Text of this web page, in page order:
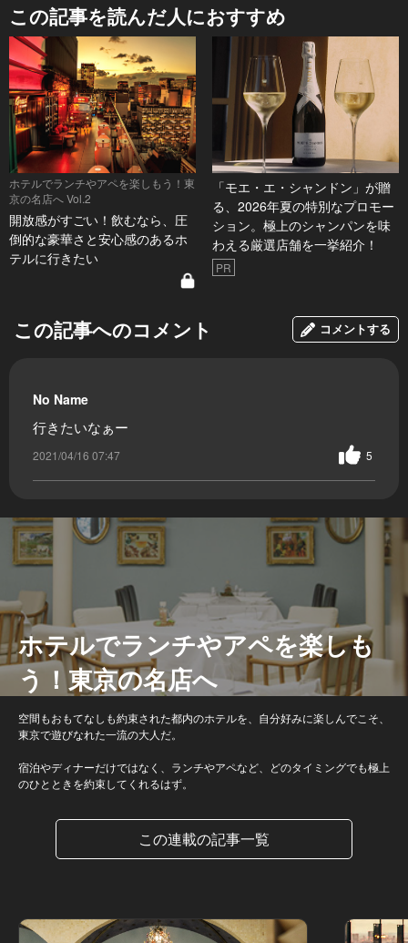
この記事を読んだ人におすすめ
ホテルでランチやアペを楽しもう！東
京の名店へ Vol.2
開放感がすごい！飲むなら、圧
倒的な豪華さと安心感のあるホ
テルに行きたい
「モエ・エ・シャンドン」が贈
る、2026年夏の特別なプロモー
ション。極上のシャンパンを味
わえる厳選店舗を一挙紹介！
PR
この記事へのコメント コメントする
No Name
行きたいなぁー
2021/04/16 07:47 5
ホテルでランチやアペを楽しも
う！東京の名店へ
空間もおもてなしも約束された都内のホテルを、自分好みに楽しんでこそ、
東京で遊びなれた一流の大人だ。
宿泊やディナーだけではなく、ランチやアペなど、どのタイミングでも極上
のひとときを約束してくれるはず。
この連載の記事一覧